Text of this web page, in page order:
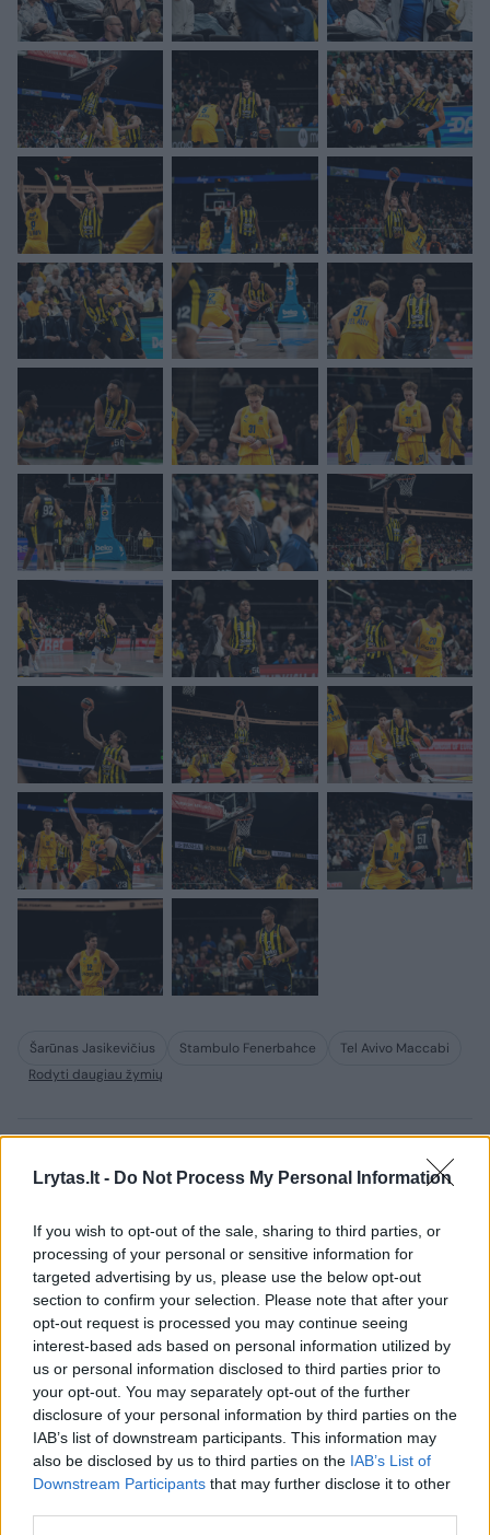
Lrytas.lt - Do Not Process My Personal Information
If you wish to opt-out of the sale, sharing to third parties, or
processing of your personal or sensitive information for
targeted advertising by us, please use the below opt-out
section to confirm your selection. Please note that after your
opt-out request is processed you may continue seeing
interest-based ads based on personal information utilized by
us or personal information disclosed to third parties prior to
your opt-out. You may separately opt-out of the further
disclosure of your personal information by third parties on the
IAB’s list of downstream participants. This information may
also be disclosed by us to third parties on the IAB’s List of
Downstream Participants that may further disclose it to other
Šarūnas Jasikevičius Stambulo Fenerbahce
Tel Avivo Maccabi
Rodyti daugiau žymių
Komentuoti po šiuo straipsniu
Komentuoti gali tik Lrytas registruoti vartotojai.
Prisijunkite prie registruotų vartotojų
bendruomenės ir bendraukite komentaruose!
Rodyti komentarus
Prisijungti komentatoriams